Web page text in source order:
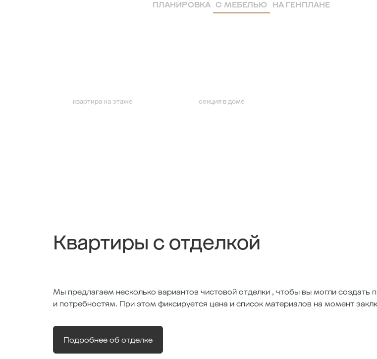
С МЕБЕЛЬЮ
ПЛАНИРОВКА НА ГЕНПЛАНЕ
квартира на этаже секция в доме
Квартиры с отделкой
Мы предлагаем несколько вариантов чистовой отделки , чтобы вы могли
и потребностям. При этом фиксируется цена и список материалов на момент
Подробнее об отделке